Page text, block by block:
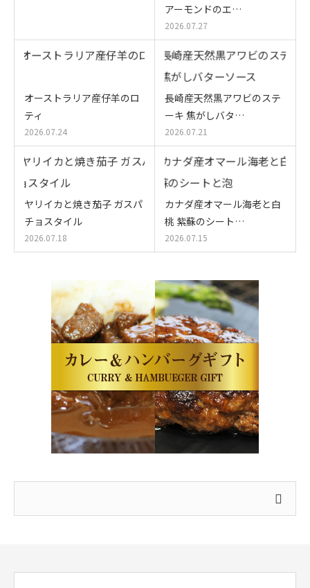
アーモンドのエ…
2026.07.27
オーストラリア産仔羊のロ
ティ
2026.07.24
長崎産天然黒アワビのステ
ーキ 焦がしバタ…
2026.07.21
ヤリイカと焼き茄子 ガスパ
チョスタイル
2026.07.18
カナダ産オマール海老と白
桃 紫蘇のシート…
2026.07.15